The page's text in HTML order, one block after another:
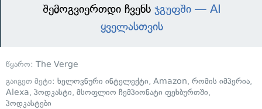
შემოგვიერთდი ჩვენს ჯგუფში — AI
ყველასთვის
წყარო: The Verge
გაიგეთ მეტი: ხელოვნური ინტელექტი, Amazon, რომის იმპერია,
Alexa, პოდკასტი, მსოფლიო ჩემპიონატი ფეხბურთში,
პოდკასტები